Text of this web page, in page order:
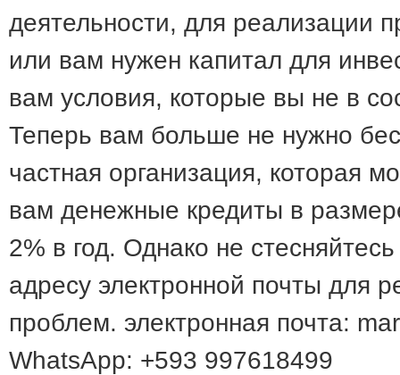
деятельности, для реализации
или вам нужен капитал для
вам условия, которые вы не в
Теперь вам больше не нужно
частная организация, которая
вам денежные кредиты в
2% в год. Однако не
адресу электронной почты для
проблем. электронная почта:
WhatsApp: +593 997618499